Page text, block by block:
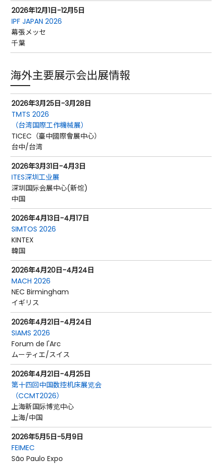
2026年12月1日-12月5日
IPF JAPAN 2026
幕張メッセ
千葉
海外主要展示会出展情報
2026年3月25日-3月28日
TMTS 2026
（台湾国際工作機械展）
TICEC（臺中國際會展中心）
台中/台湾
2026年3月31日-4月3日
ITES深圳工业展
深圳国际会展中心(新馆)
中国
2026年4月13日-4月17日
SIMTOS 2026
KINTEX
韓国
2026年4月20日-4月24日
MACH 2026
NEC Birmingham
イギリス
2026年4月21日-4月24日
SIAMS 2026
Forum de l'Arc
ムーティエ/スイス
2026年4月21日-4月25日
第十四回中国数控机床展览会
（CCMT2026）
上海新国际博览中心
上海/中国
2026年5月5日-5月9日
FEIMEC
São Paulo Expo